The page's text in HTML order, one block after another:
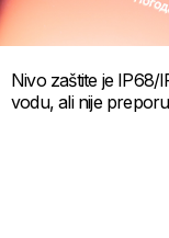
Nivo zaštite je IP68/
vodu, ali nije